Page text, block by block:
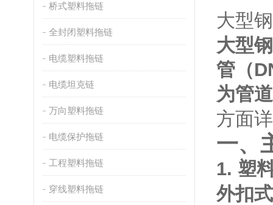
桥式塑料拖链
全封闭塑料拖链
电缆塑料拖链
电缆坦克链
万向塑料拖链
电缆保护拖链
工程塑料拖链
穿线塑料拖链
大型
大型
管（
为管
方面
一、
1. 塑
外扣